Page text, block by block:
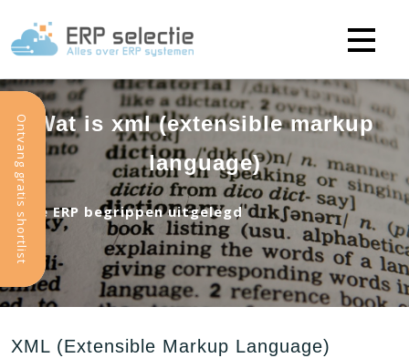
Ontvang gratis shortlist
Wat is xml (extensible markup
language)
Alle ERP begrippen uitgelegd
XML (Extensible Markup Language)